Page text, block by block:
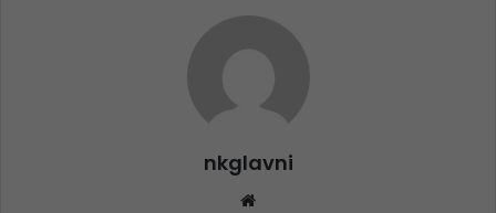
nkglavni